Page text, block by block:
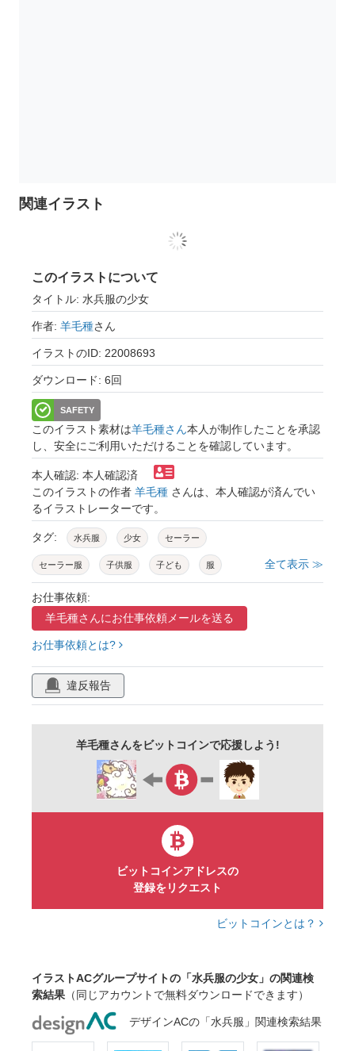
関連イラスト
このイラストについて
タイトル: 水兵服の少女
作者: 羊毛種さん
イラストのID: 22008693
ダウンロード: 6回
SAFETY
このイラスト素材は羊毛種さん本人が制作したことを承認
し、安全にご利用いただけることを確認しています。
本人確認: 本人確認済
このイラストの作者 羊毛種 さんは、本人確認が済んでい
るイラストレーターです。
タグ: 水兵服 少女 セーラー
セーラー服 子供服 子ども 服
ファッション
半ズボン 短パン スカーフ おしゃれ
帽子 ディフォルメ
女の子
全て表示 ≫
お仕事依頼:
羊毛種さんにお仕事依頼メールを送る
お仕事依頼とは?
違反報告
羊毛種さんをビットコインで応援しよう!
ビットコインアドレスの
登録をリクエスト
ビットコインとは？
イラストACグループサイトの「水兵服の少女」の関連検
索結果 （同じアカウントで無料ダウンロードできます）
デザインACの「水兵服」関連検索結果